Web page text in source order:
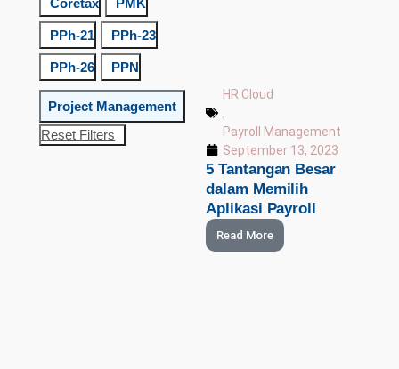
PPh-21 PPh-23
PPh-26 PPN
Project Management
Reset Filters
HR Cloud
,
Payroll Management
September 13, 2023
5 Tantangan Besar
dalam Memilih
Aplikasi Payroll
Read More